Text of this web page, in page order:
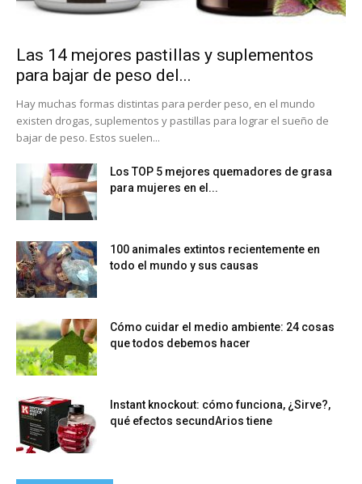
Las 14 mejores pastillas y suplementos
para bajar de peso del...
Hay muchas formas distintas para perder peso, en el mundo
existen drogas, suplementos y pastillas para lograr el sueño de
bajar de peso. Estos suelen...
Los TOP 5 mejores quemadores de grasa
para mujeres en el...
100 animales extintos recientemente en
todo el mundo y sus causas
Cómo cuidar el medio ambiente: 24 cosas
que todos debemos hacer
Instant knockout: cómo funciona, ¿Sirve?,
qué efectos secundArios tiene